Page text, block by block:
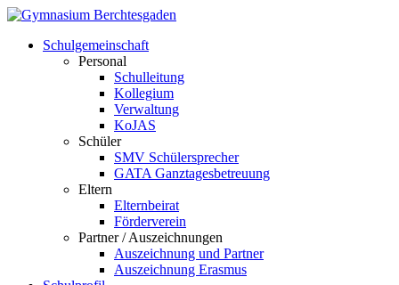
Schulgemeinschaft
Personal
Schulleitung
Kollegium
Verwaltung
KoJAS
Schüler
SMV Schülersprecher
GATA Ganztagesbetreuung
Eltern
Elternbeirat
Förderverein
Partner / Auszeichnungen
Auszeichnung und Partner
Auszeichnung Erasmus